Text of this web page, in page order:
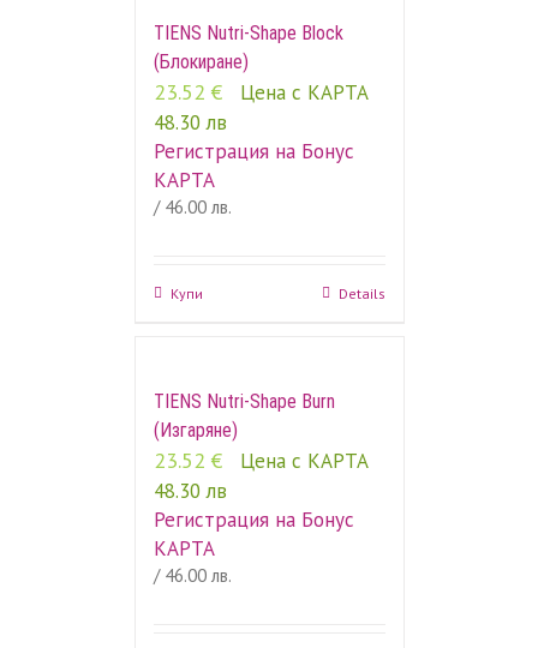
TIENS Nutri-Shape Block
(Блокиране)
23.52 €
Цена с КАРТА
48.30 лв
Регистрация на Бонус
КАРТА
/ 46.00 лв.
Купи Details
TIENS Nutri-Shape Burn
(Изгаряне)
23.52 €
Цена с КАРТА
48.30 лв
Регистрация на Бонус
КАРТА
/ 46.00 лв.